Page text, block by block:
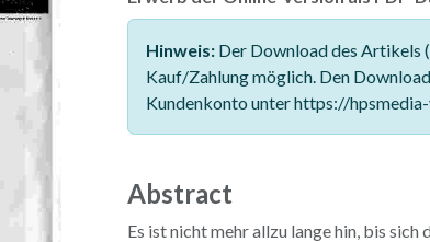
Hinweis:Der Download des Artikels
Kauf/Zahlung möglich. Den
Kundenkonto unter https://
Abstract
Es ist nicht mehr allzu lange hin, bis